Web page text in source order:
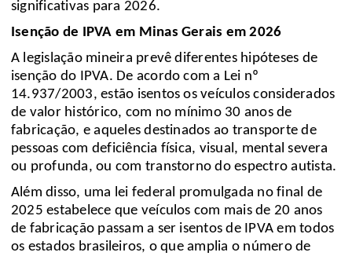
significativas para 2026.
Isenção de IPVA em Minas Gerais em 2026
A legislação mineira prevê diferentes hipóteses de
isenção do IPVA. De acordo com a Lei nº
14.937/2003, estão isentos os veículos considerados
de valor histórico, com no mínimo 30 anos de
fabricação, e aqueles destinados ao transporte de
pessoas com deficiência física, visual, mental severa
ou profunda, ou com transtorno do espectro autista.
Além disso, uma lei federal promulgada no final de
2025 estabelece que veículos com mais de 20 anos
de fabricação passam a ser isentos de IPVA em todos
os estados brasileiros, o que amplia o número de